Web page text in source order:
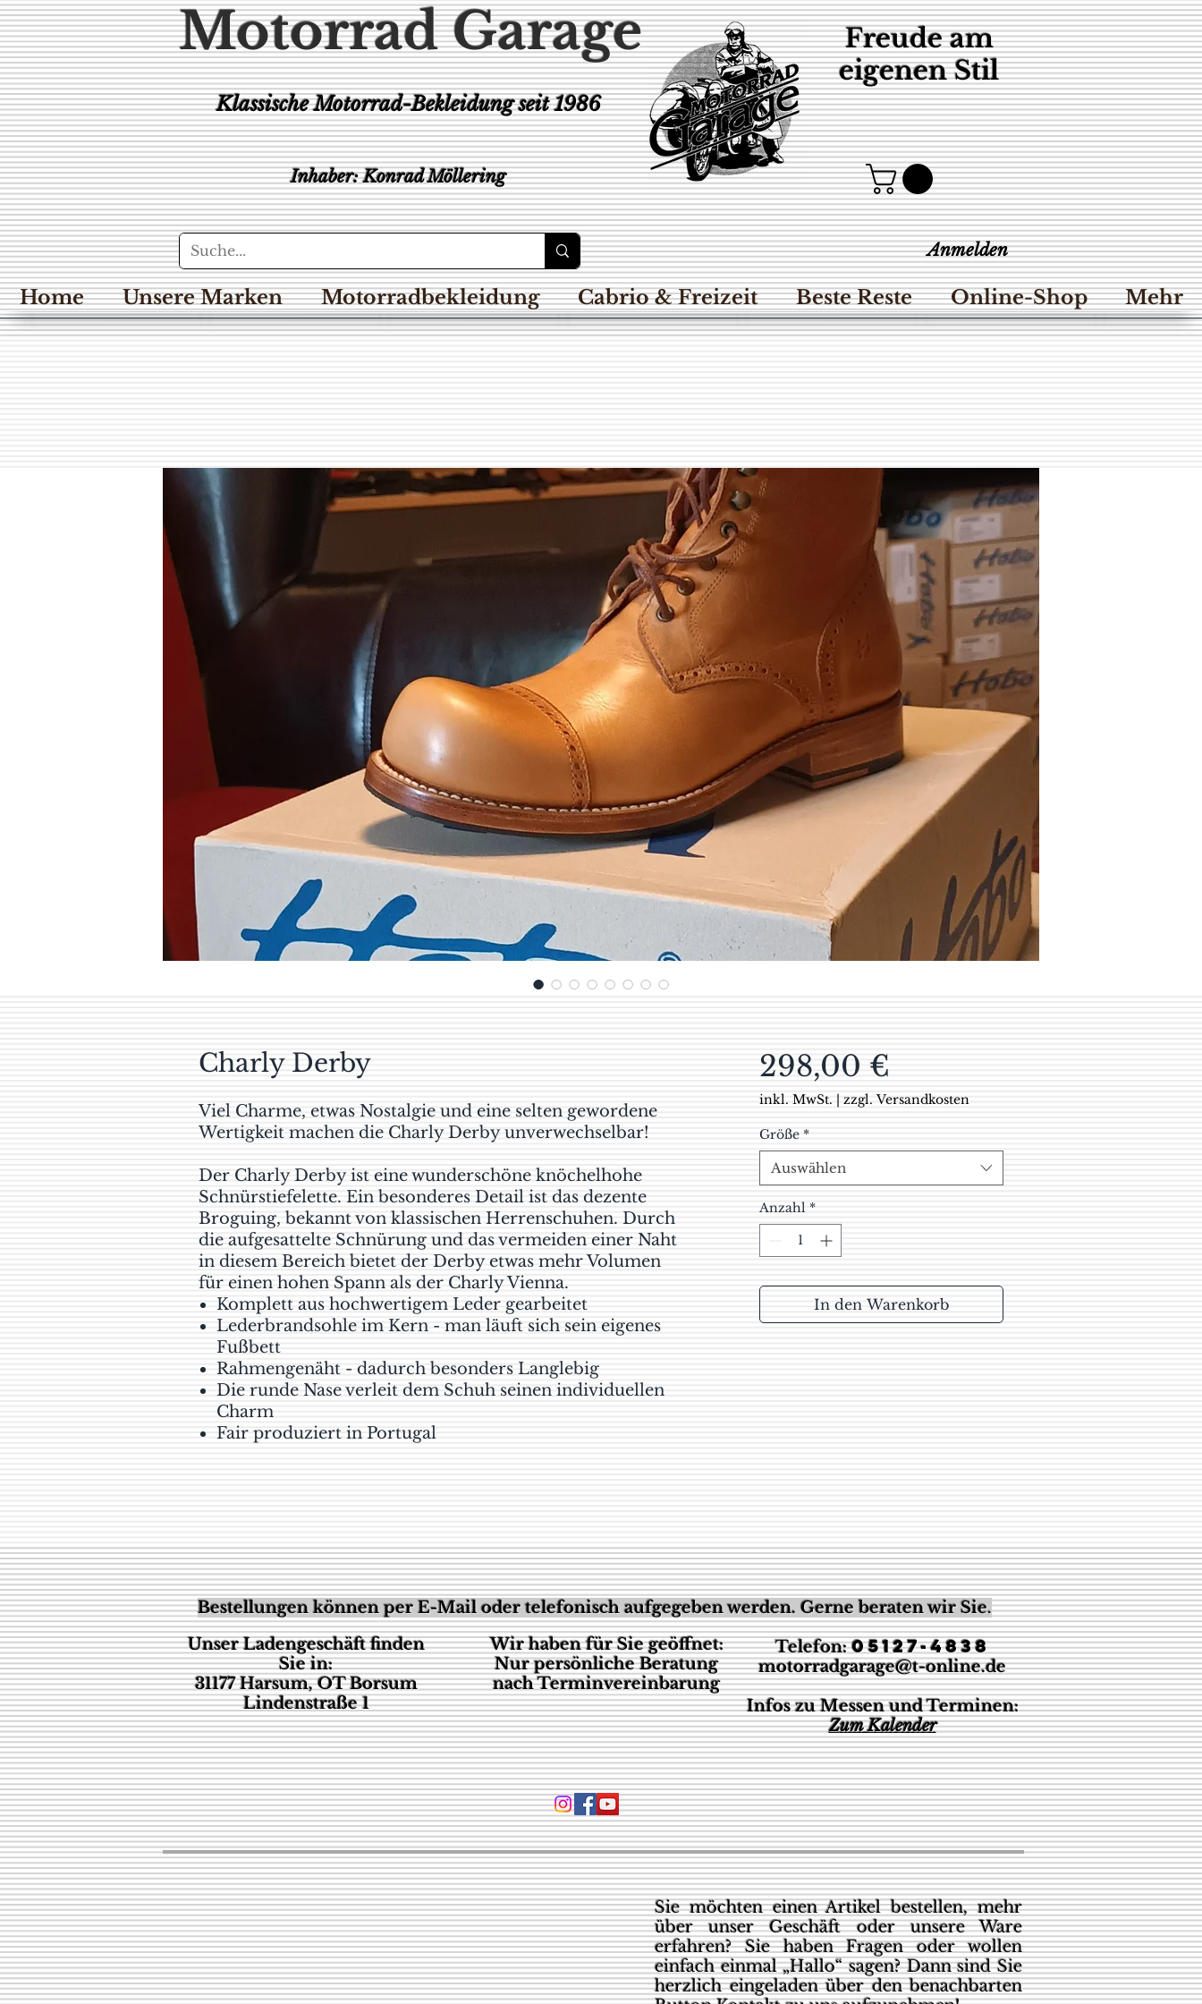
Motorrad Garage
Inhaber: Konrad Möllering
Klassische Motorrad-Bekleidungseit 1986
Freude am
eigenen Stil
Anmelden
Home Unsere Marken Motorradbekleidung Cabrio & Freizeit Beste Reste Online-Shop Mehr
Charly Derby
Viel Charme, etwas Nostalgie und eine selten gewordene
Wertigkeit machen die Charly Derby unverwechselbar! ​
Der Charly Derby ist eine wunderschöne knöchelhohe
Schnürstiefelette. Ein besonderes Detail ist das dezente
Broguing, bekannt von klassischen Herrenschuhen. Durch
die aufgesattelte Schnürung und das vermeiden einer Naht
in diesem Bereich bietet der Derby etwas mehr Volumen
für einen hohen Spann als der Charly Vienna.
Komplett aus hochwertigem Leder gearbeitet
Lederbrandsohle im Kern - man läuft sich sein eigenes
Fußbett
Rahmengenäht - dadurch besonders Langlebig
Die runde Nase verleit dem Schuh seinen individuellen
Charm
Fair produziert in Portugal
298,00 €
inkl. MwSt. | zzgl. Versandkosten
Größe *
Auswählen
Anzahl *
In den Warenkorb
Bestellungen können per E-Mail oder telefonisch aufgegeben werden. Gerne beraten wir Sie.
Unser Ladengeschäft finden
Sie in:
31177 Harsum, OT Borsum
Lindenstraße 1
Wir haben für Sie geöffnet:
Nur persönliche Beratung
nach Terminvereinbarung
Telefon:05127-4838
motorradgarage@t-online.de
Infos zu Messen und Terminen:
Zum Kalender
Sie möchten einen Artikel bestellen, mehr
über unser Geschäft oder unsere Ware
erfahren? Sie haben Fragen oder wollen
einfach einmal „Hallo“ sagen? Dann sind Sie
herzlich eingeladen über den benachbarten